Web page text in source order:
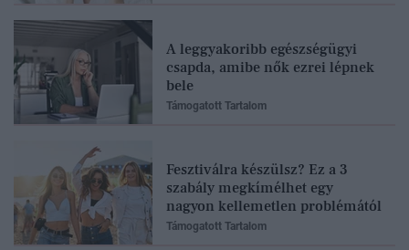
A leggyakoribb egészségügyi
csapda, amibe nők ezrei lépnek
bele
Támogatott Tartalom
Fesztiválra készülsz? Ez a 3
szabály megkímélhet egy
nagyon kellemetlen problémától
Támogatott Tartalom